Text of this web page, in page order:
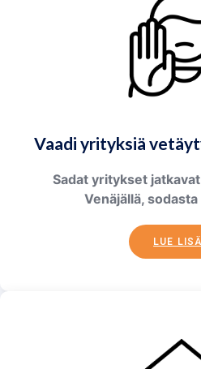
Vaadi yrityksiä
Sadat yritykset
Venäjällä,
LUE